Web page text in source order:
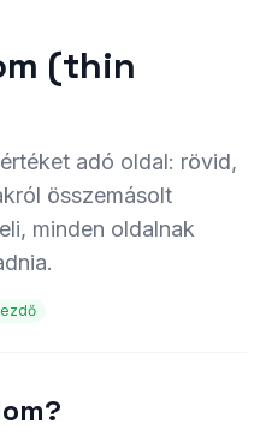
(thin
adó oldal: rövid,
összemásolt
minden oldalnak